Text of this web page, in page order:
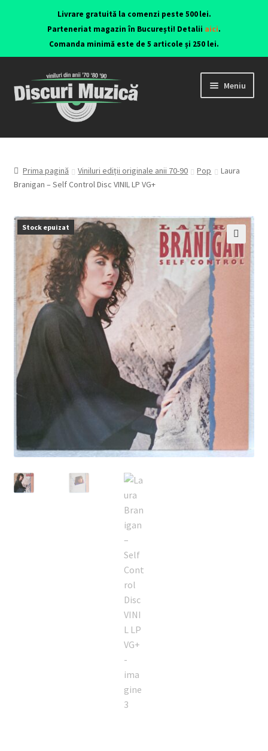
Livrare gratuită la comenzi peste 500 lei.
Parteneriat magazin în București! Detalii aici.
Comanda minimă este de 5 articole și 250 lei.
Meniu
Viniluri ediții originale anii 70-90
CD-uri originale
Echipamente
Listă produse
Oferta lunii
Prima pagină Viniluri ediții originale anii 70-90 Pop
Laura
Branigan – Self Control Disc VINIL LP VG+
🔍
Stock epuizat